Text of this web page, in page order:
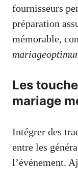
fournisseurs
préparation
mémorable,
Les
mariage
Intégrer des
entre les
l’événement.